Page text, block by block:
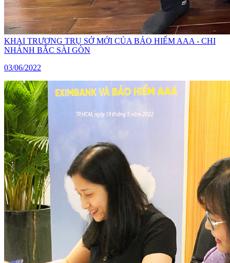
KHAI TRƯƠNG TRỤ SỞ MỚI CỦA BẢO HIỂM AAA - CHI
NHÁNH BẮC SÀI GÒN
03/06/2022